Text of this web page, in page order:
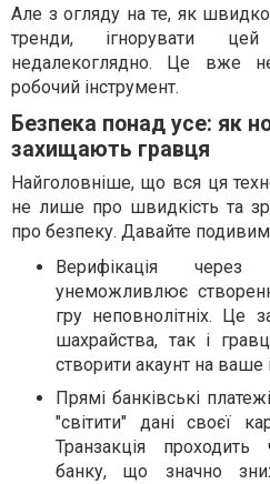
Але з огляду на те, як
тренди, ігнорувати
недалекоглядно. Це вже
робочий інструмент.
Безпека понад усе: як
захищають гравця
Найголовніше, що вся ця
не лише про швидкість та
про безпеку. Давайте
Верифікація
унеможливлює
гру неповнолітніх. Це
шахрайства, так і
створити акаунт на ваше
Прямі банківські
"світити" дані своєї
Транзакція
банку, що значно